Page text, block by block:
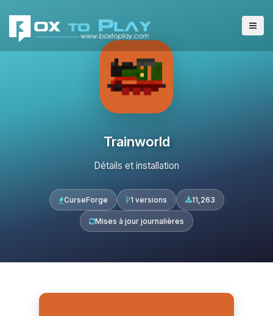
Trainworld
Détails et installation
CurseForge 1 versions 11,263
Mises à jour journalières